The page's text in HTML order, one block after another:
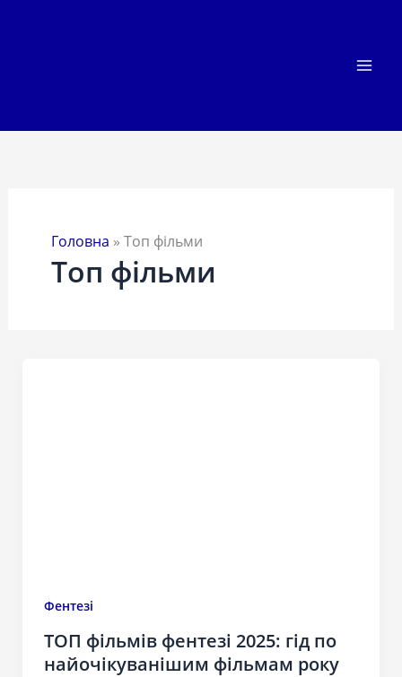
Головна » Топ фільми
Топ фільми
Фентезі
ТОП фільмів фентезі 2025: гід по
найочікуванішим фільмам року